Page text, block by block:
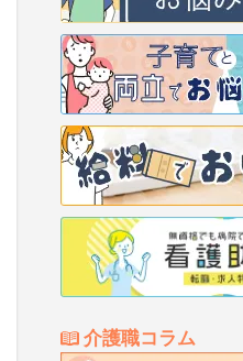
介護職コラム